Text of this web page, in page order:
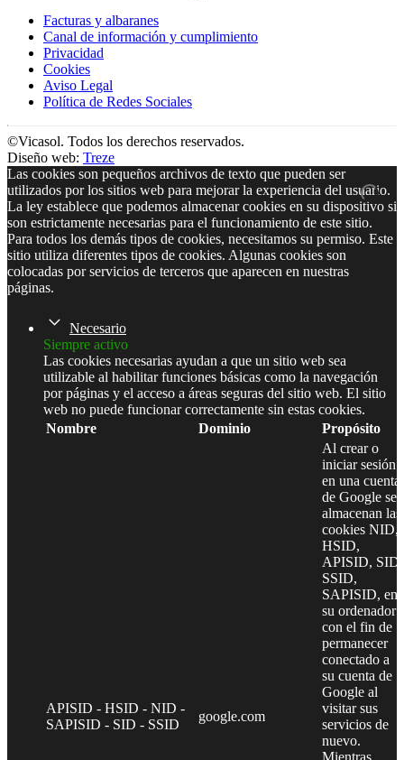
Facturas y albaranes
Canal de información y cumplimiento
Privacidad
Cookies
Aviso Legal
Política de Redes Sociales
©Vicasol. Todos los derechos reservados.
Diseño web: Treze
Las cookies son pequeños archivos de texto que pueden ser
utilizados por los sitios web para mejorar la experiencia del usuario.
La ley establece que podemos almacenar cookies en su dispositivo si
son estrictamente necesarias para el funcionamiento de este sitio.
Para todos los demás tipos de cookies, necesitamos su permiso. Este
sitio utiliza diferentes tipos de cookies. Algunas cookies son
colocadas por servicios de terceros que aparecen en nuestras
páginas.
Necesario
Siempre activo
Las cookies necesarias ayudan a que un sitio web sea
utilizable al habilitar funciones básicas como la navegación
por páginas y el acceso a áreas seguras del sitio web. El sitio
web no puede funcionar correctamente sin estas cookies.
Nombre
Dominio Propósito
APISID - HSID - NID -
SAPISID - SID - SSID
google.com
Al crear o
iniciar sesión
en una cuenta
de Google se
almacenan las
cookies NID,
HSID,
APISID, SID,
SSID,
SAPISID, en
su ordenador
con el fin de
permanecer
conectado a
su cuenta de
Google al
visitar sus
servicios de
nuevo.
Mientras